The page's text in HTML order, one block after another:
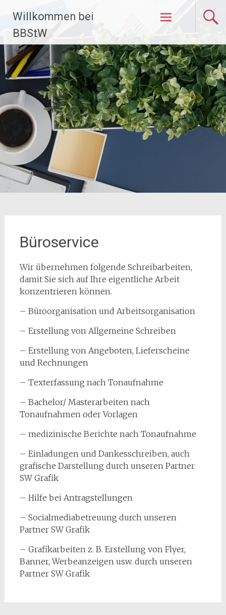
Inhalt
springen
Willkommen bei
BBStW
Büroservice
Wir übernehmen folgende Schreibarbeiten,
damit Sie sich auf Ihre eigentliche Arbeit
konzentrieren können.
– Büroorganisation und Arbeitsorganisation
– Erstellung von Allgemeine Schreiben
– Erstellung von Angeboten, Lieferscheine
und Rechnungen
– Texterfassung nach Tonaufnahme
– Bachelor/ Masterarbeiten nach
Tonaufnahmen oder Vorlagen
– medizinische Berichte nach Tonaufnahme
– Einladungen und Dankesschreiben, auch
grafische Darstellung durch unseren Partner
SW Grafik
– Hilfe bei Antragstellungen
– Socialmediabetreuung durch unseren
Partner SW Grafik
– Grafikarbeiten z. B. Erstellung von Flyer,
Banner, Werbeanzeigen usw. durch unseren
Partner SW Grafik